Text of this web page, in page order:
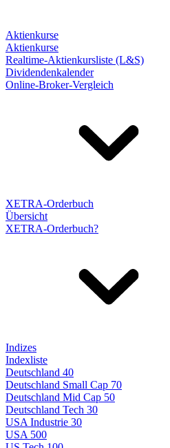
Aktienkurse
Aktienkurse
Realtime-Aktienkursliste (L&S)
Dividendenkalender
Online-Broker-Vergleich
XETRA-Orderbuch
Übersicht
XETRA-Orderbuch?
Indizes
Indexliste
Deutschland 40
Deutschland Small Cap 70
Deutschland Mid Cap 50
Deutschland Tech 30
USA Industrie 30
USA 500